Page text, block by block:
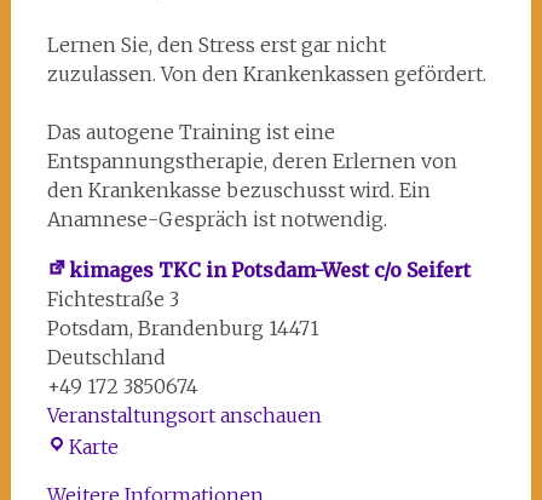
Lernen Sie, den Stress erst gar nicht
zuzulassen. Von den Krankenkassen gefördert.
Das autogene Training ist eine
Entspannungstherapie, deren Erlernen von
den Krankenkasse bezuschusst wird. Ein
Anamnese-Gespräch ist notwendig.
kimages TKC in Potsdam-West c/o Seifert
Fichtestraße 3
Potsdam, Brandenburg 14471
Deutschland
+49 172 3850674
Veranstaltungsort anschauen
Kartekimages
Weitere Informationen